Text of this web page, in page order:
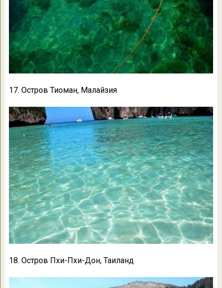
17. Остров Тиоман, Малайзия
18. Остров Пхи-Пхи-Дон, Таиланд